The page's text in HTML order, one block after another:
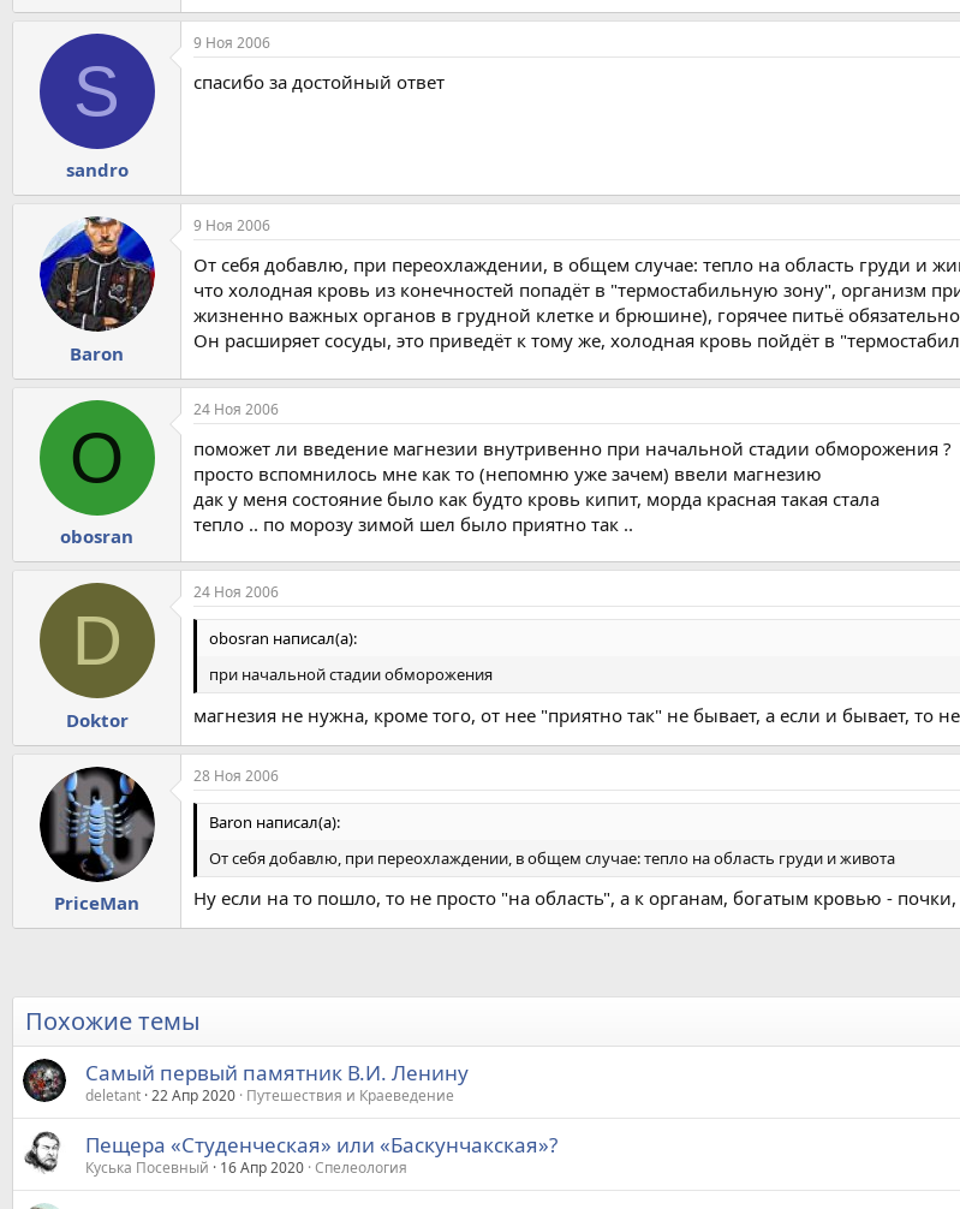
S
sandro
9 Ноя 2006
спасибо за достойный ответ
Baron
9 Ноя 2006
От себя добавлю, при переохлаждении, в общем случае: тепло на область груди и
что холодная кровь из конечностей попадёт в "термостабильную зону", организм
жизненно важных органов в грудной клетке и брюшине), горячее питьё
Он расширяет сосуды, это приведёт к тому же, холодная кровь пойдёт в
O
obosran
24 Ноя 2006
поможет ли введение магнезии внутривенно при начальной стадии обморожения ?
просто вспомнилось мне как то (непомню уже зачем) ввели магнезию
дак у меня состояние было как будто кровь кипит, морда красная такая стала
тепло .. по морозу зимой шел было приятно так ..
D
Doktor
24 Ноя 2006
obosran написал(а):
при начальной стадии обморожения
магнезия не нужна, кроме того, от нее "приятно так" не бывает, а если и бывает, то
PriceMan
28 Ноя 2006
Baron написал(а):
От себя добавлю, при переохлаждении, в общем случае: тепло на область груди и живота
Ну если на то пошло, то не просто "на область", а к органам, богатым кровью -
Похожие темы
Самый первый памятник В.И. Ленину
deletant 22 Апр 2020 Путешествия и Краеведение
Пещера «Студенческая» или «Баскунчакская»?
Куська Посевный 16 Апр 2020 Спелеология